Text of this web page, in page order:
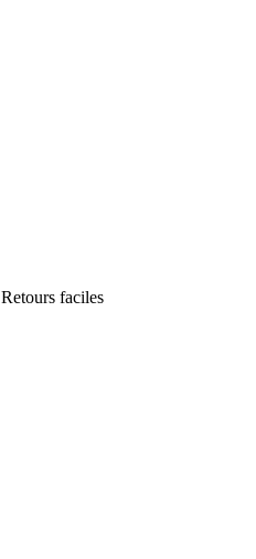
Retours faciles